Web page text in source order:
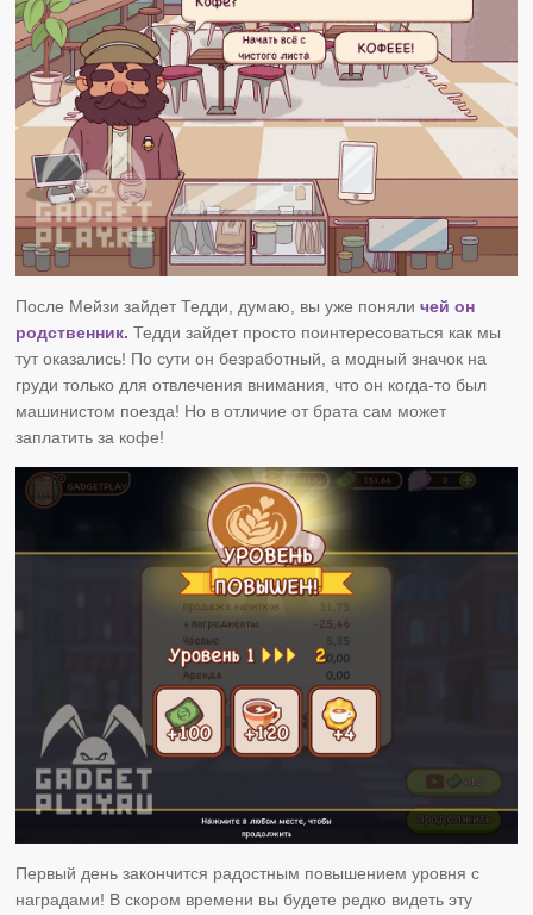
После Мейзи зайдет Тедди, думаю, вы уже поняличей он
родственник. Тедди зайдет просто поинтересоваться как мы
тут оказались! По сути он безработный, а модный значок на
груди только для отвлечения внимания, что он когда-то был
машинистом поезда! Но в отличие от брата сам может
заплатить за кофе!
Первый день закончится радостным повышением уровня с
наградами! В скором времени вы будете редко видеть эту